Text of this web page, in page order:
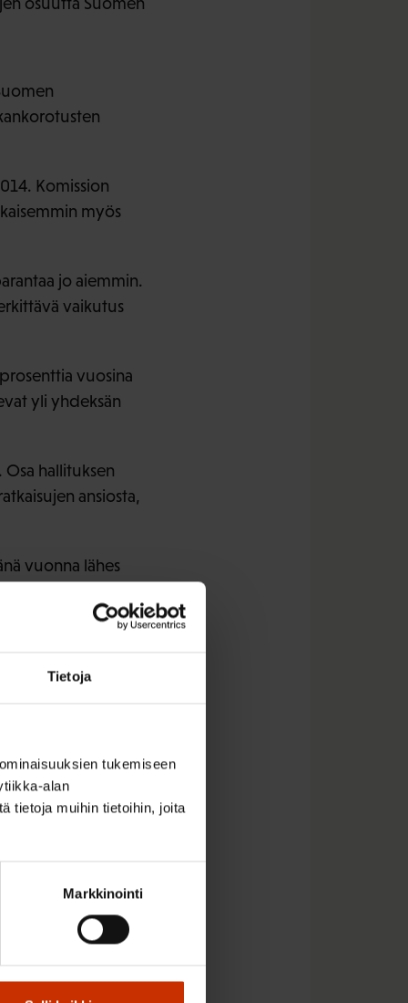
Tietoja
tukemiseen
alan
tietoja muihin tietoihin, joita
Markkinointi
Komission
myös
jo aiemmin.
vaikutus
vuosina
yli yhdeksän
hallituksen
ansiosta,
vuonna lähes
sekä erityisesti
työllisyyden